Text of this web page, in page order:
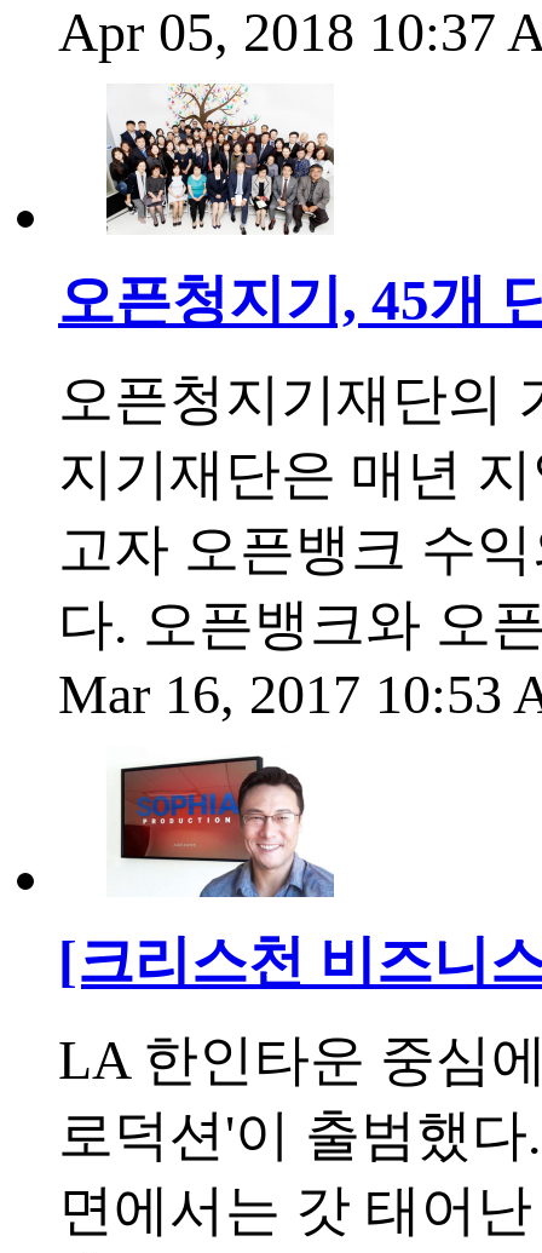
Apr 05, 2018 10:37
오픈청지기, 45개
오픈청지기재단의
지기재단은 매년
고자 오픈뱅크 수
다. 오픈뱅크와 오
Mar 16, 2017 10:53
[크리스천 비즈니
LA 한인타운 중심
로덕션'이 출범했
면에서는 갓 태어